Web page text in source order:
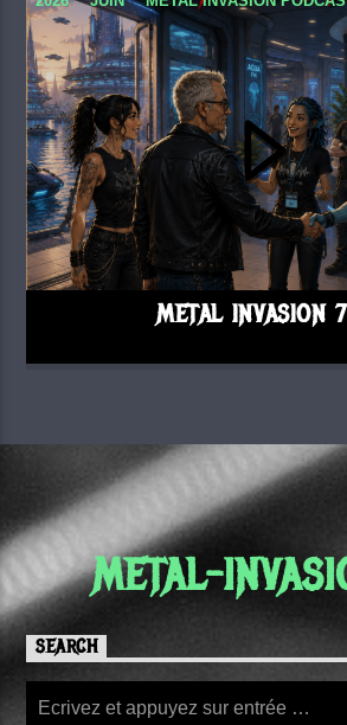
METAL INVASION
METAL-
SEARCH